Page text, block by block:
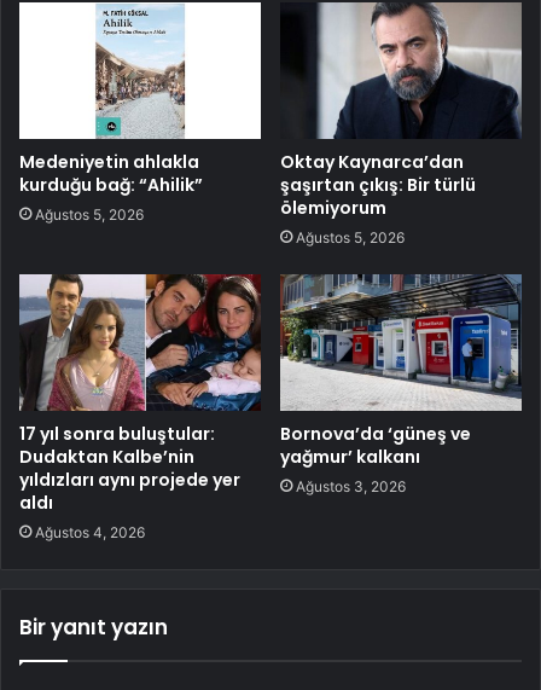
Medeniyetin ahlakla
kurduğu bağ: “Ahilik”
Ağustos 5, 2026
Oktay Kaynarca’dan
şaşırtan çıkış: Bir türlü
ölemiyorum
Ağustos 5, 2026
17 yıl sonra buluştular:
Dudaktan Kalbe’nin
yıldızları aynı projede yer
aldı
Ağustos 4, 2026
Bornova’da ‘güneş ve
yağmur’ kalkanı
Ağustos 3, 2026
Bir yanıt yazın